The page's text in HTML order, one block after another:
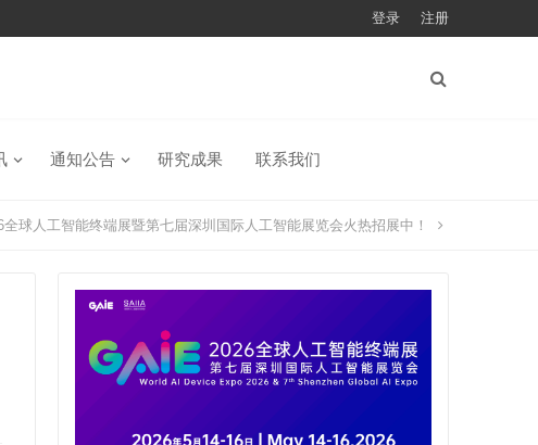
登录 注册
通知公告 研究成果 联系我们
球人工智能终端展暨第七届深圳国际人工智能展览会火热招展中！